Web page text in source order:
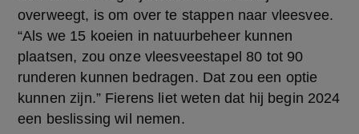
overweegt, is om over te stappen naar vleesvee.
“Als we 15 koeien in natuurbeheer kunnen
plaatsen, zou onze vleesveestapel 80 tot 90
runderen kunnen bedragen. Dat zou een optie
kunnen zijn.” Fierens liet weten dat hij begin 2024
een beslissing wil nemen.